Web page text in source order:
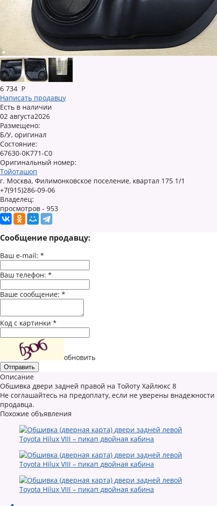
6 734 Р
Написать продавцу
Есть в наличии
02 августа2026
Размещено:
Б/У, оригинал
Состояние:
67630-0K771-С0
Оригинальный номер:
Тойоташоп
г. Москва, Филимонковское поселение, квартал 175 1/1
+7(915)286-09-06
Владелец:
просмотров - 953
Сообщение продавцу:
Ваш e-mail: *
Ваш телефон: *
Ваше сообщение: *
Код с картинки *
обновить
Описание
Обшивка двери задней правой на Тойоту Хайлюкс 8
Не соглашайтесь на предоплату, если не уверены внадежности
продавца.
Похожие объявления